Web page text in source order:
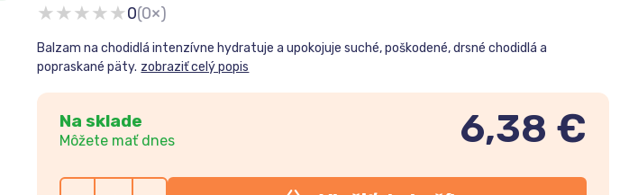
★★★★★0(0×)
Balzam na chodidlá intenzívne hydratuje a upokojuje suché, poškodené, drsné chodidlá a
popraskané päty. zobraziť celý popis
Na sklade
Môžete mať dnes 6,38 €